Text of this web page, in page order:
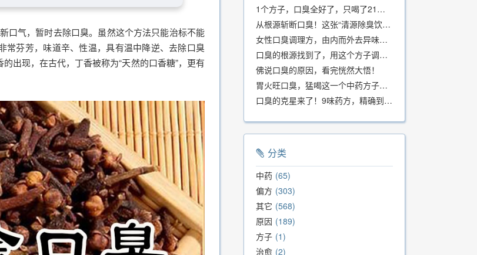
口气，暂时去除口臭。虽然这个方法只能治标不能
芬芳，味道辛、性温，具有温中降逆、去除口臭
出现，在古代，丁香被称为“天然的口香糖”，更有
1个方子，口臭全好了，只喝了21天！
从根源斩断口臭！这张“清源除臭饮”方子，我用了几十年，效果真不错
女性口臭调理方，由内而外去异味，女性体质专用！
口臭的根源找到了，用这个方子调理，21天口吐芬芳！
佛说口臭的原因，看完恍然大悟！
胃火旺口臭，猛喝这一个中药方子就好了！
口臭的克星来了！9味药方，精确到克、药食同源、安全有效，速看！
分类
中药 65
偏方 303
其它 568
原因 189
方子 1
治愈 2